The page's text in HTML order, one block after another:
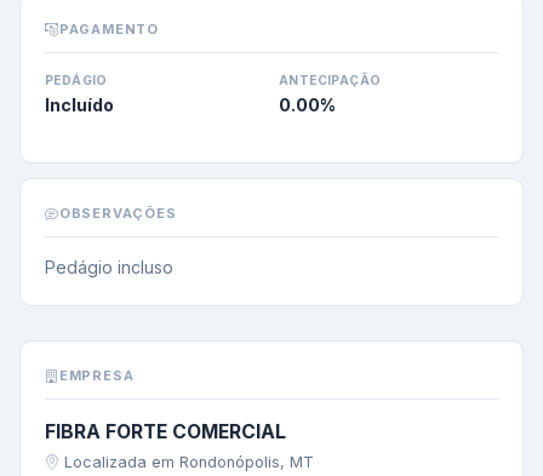
PAGAMENTO
PEDÁGIO
Incluído
ANTECIPAÇÃO
0.00%
OBSERVAÇÕES
Pedágio incluso
EMPRESA
FIBRA FORTE COMERCIAL
Localizada em Rondonópolis, MT